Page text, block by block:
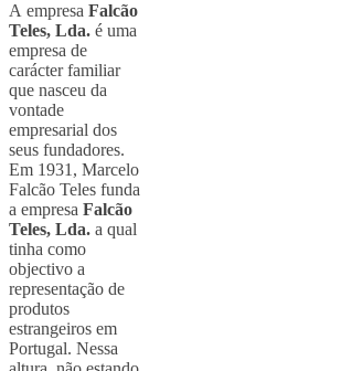
A empresa Falcão
Teles, Lda. é uma
empresa de
carácter familiar
que nasceu da
vontade
empresarial dos
seus fundadores.
Em 1931, Marcelo
Falcão Teles funda
a empresa Falcão
Teles, Lda. a qual
tinha como
objectivo a
representação de
produtos
estrangeiros em
Portugal. Nessa